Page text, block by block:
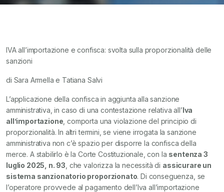
IVA all’importazione e confisca: svolta sulla proporzionalità delle
sanzioni
di Sara Armella e Tatiana Salvi
L’applicazione della confisca in aggiunta alla sanzione
amministrativa, in caso di una contestazione relativa all’Iva
all’importazione , comporta una violazione del principio di
proporzionalità. In altri termini, se viene irrogata la sanzione
amministrativa non c’è spazio per disporre la confisca della
merce. A stabilirlo è la Corte Costituzionale, con la sentenza 3
luglio 2025, n. 93 , che valorizza la necessità di assicurare un
sistema sanzionatorio proporzionato. Di conseguenza, se
l’operatore provvede al pagamento dell’Iva all’importazione